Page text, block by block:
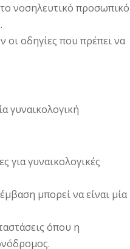
νοσηλευτικό προσωπικό
οι οδηγίες που πρέπει να
γυναικολογική
για γυναικολογικές
μπορεί να είναι μία
όπου η